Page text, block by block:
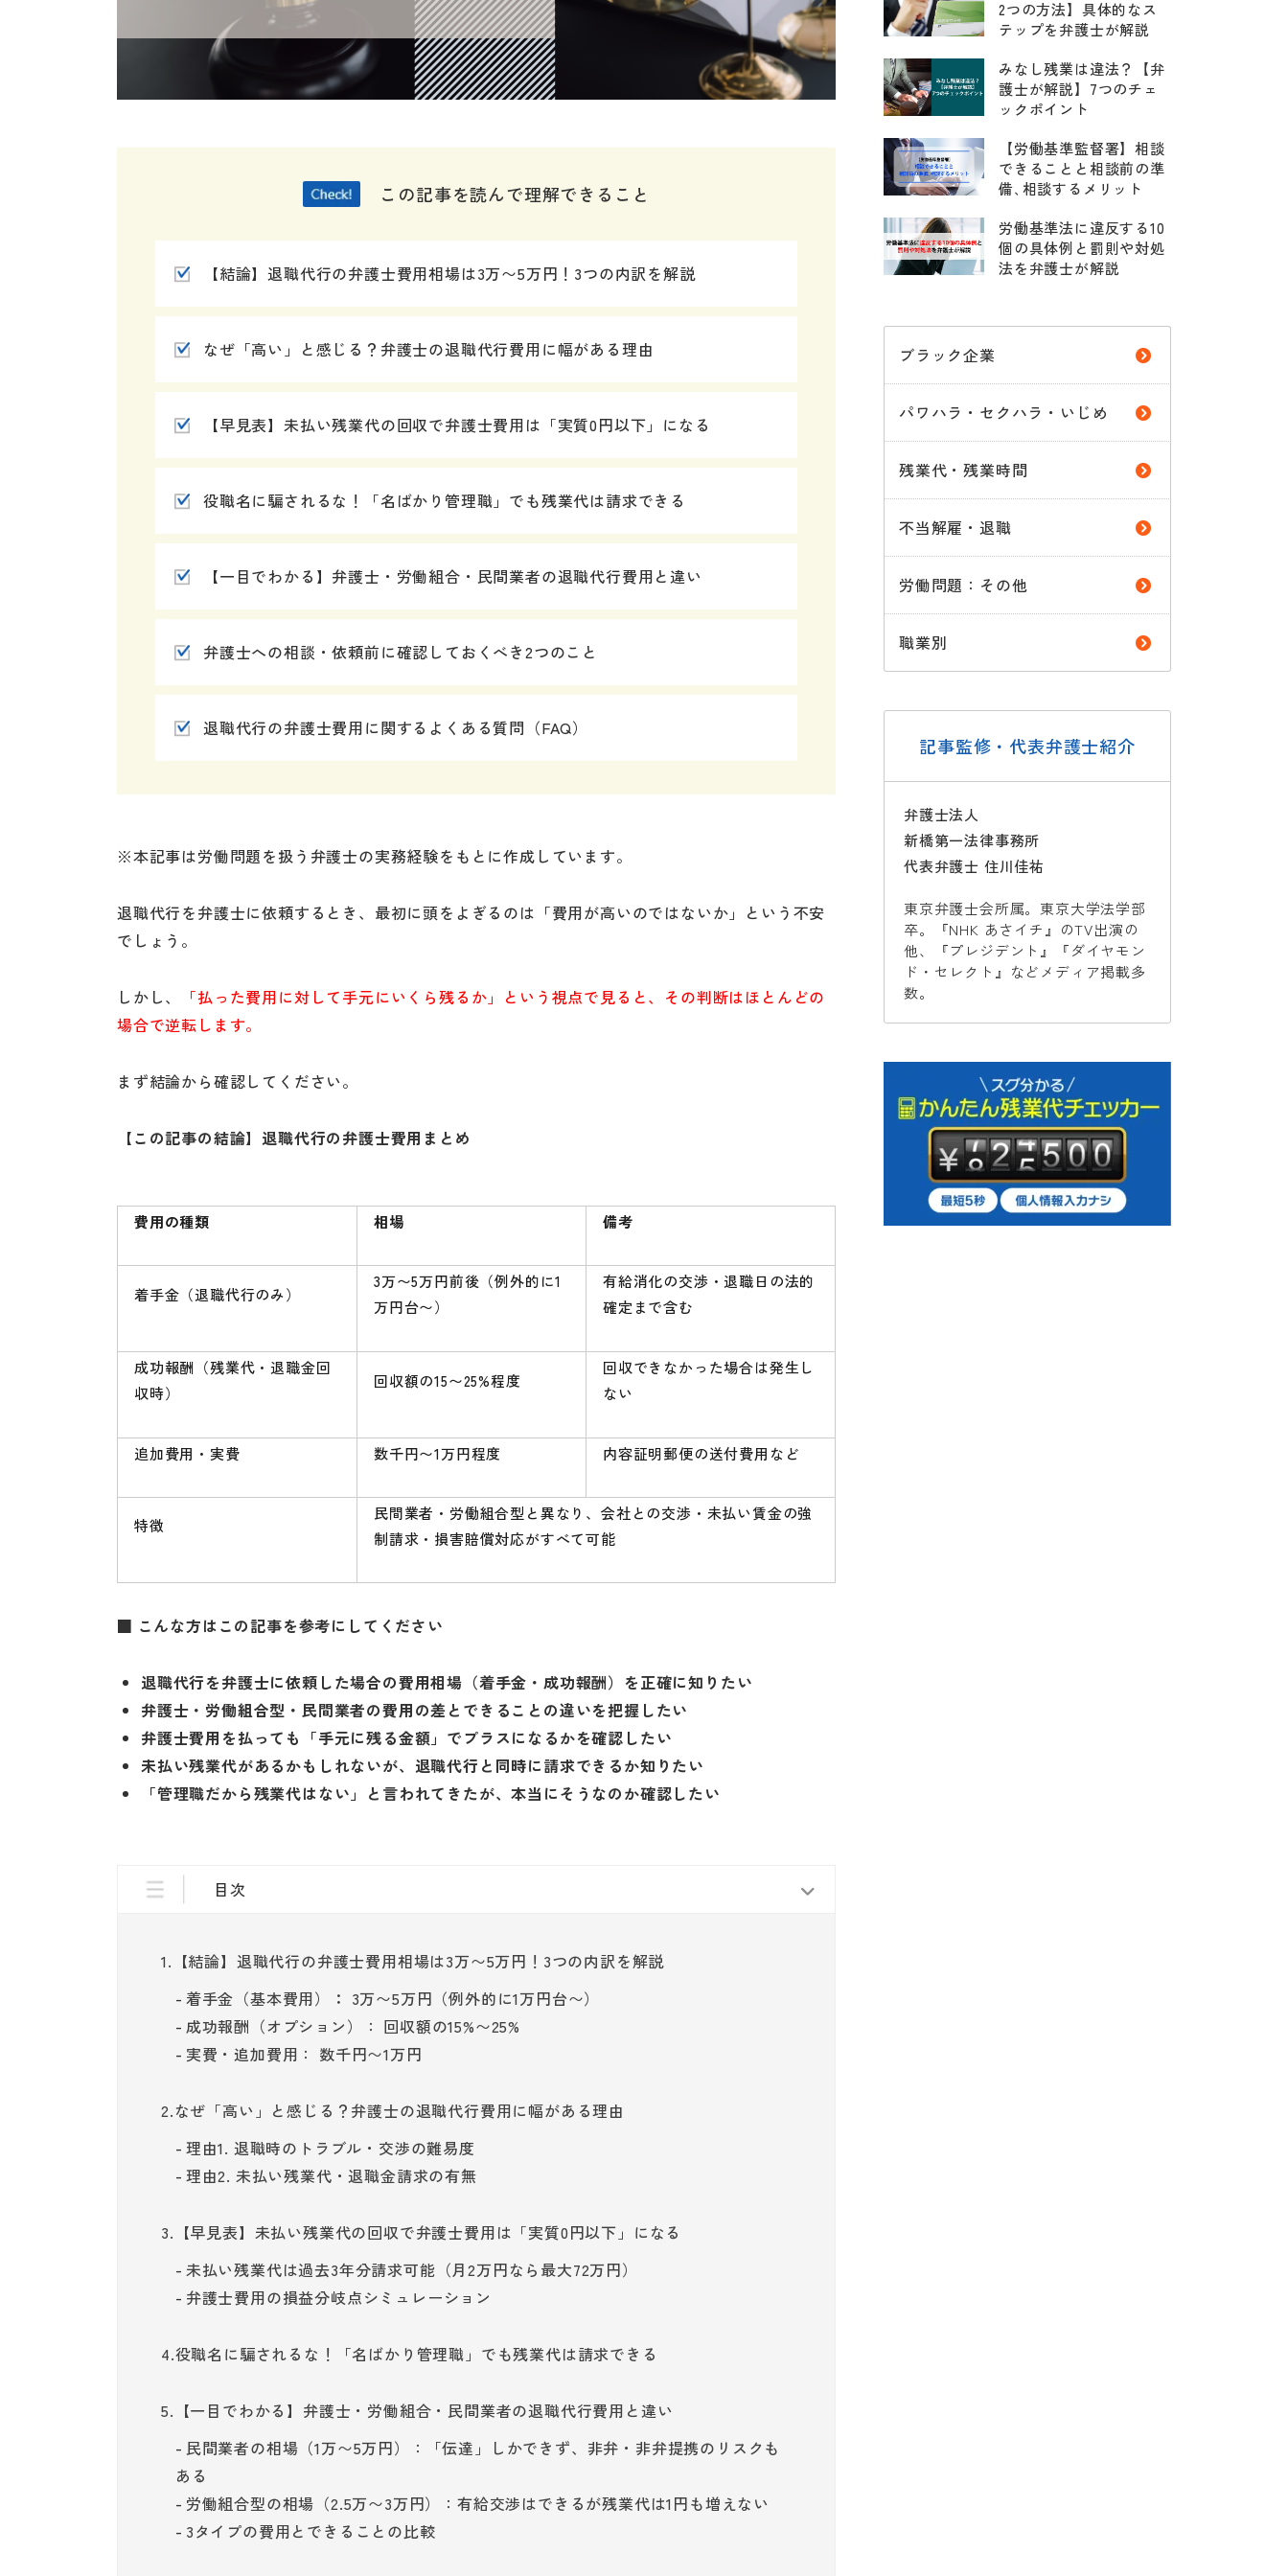
この記事を読んで理解できること
【結論】退職代行の弁護士費用相場は3万〜5万円！3つの内訳を解説
なぜ「高い」と感じる？弁護士の退職代行費用に幅がある理由
【早見表】未払い残業代の回収で弁護士費用は「実質0円以下」になる
役職名に騙されるな！「名ばかり管理職」でも残業代は請求できる
【一目でわかる】弁護士・労働組合・民間業者の退職代行費用と違い
弁護士への相談・依頼前に確認しておくべき2つのこと
退職代行の弁護士費用に関するよくある質問（FAQ）
※本記事は労働問題を扱う弁護士の実務経験をもとに作成しています。
退職代行を弁護士に依頼するとき、最初に頭をよぎるのは「費用が高いのではないか」という不安
でしょう。
しかし、
「払った費用に対して手元にいくら残るか」という視点で見ると、その判断はほとんどの
場合で逆転します。
まず結論から確認してください。
【この記事の結論】退職代行の弁護士費用まとめ
費用の種類 相場 備考
着手金（退職代行のみ）
3万〜5万円前後（例外的に1
万円台〜）
有給消化の交渉・退職日の法的
確定まで含む
成功報酬（残業代・退職金回
収時）
回収額の15〜25%程度
回収できなかった場合は発生し
ない
追加費用・実費 数千円〜1万円程度 内容証明郵便の送付費用など
特徴
民間業者・労働組合型と異なり、会社との交渉・未払い賃金の強
制請求・損害賠償対応がすべて可能
■ こんな方はこの記事を参考にしてください
退職代行を弁護士に依頼した場合の費用相場（着手金・成功報酬）を正確に知りたい
弁護士・労働組合型・民間業者の費用の差とできることの違いを把握したい
弁護士費用を払っても「手元に残る金額」でプラスになるかを確認したい
未払い残業代があるかもしれないが、退職代行と同時に請求できるか知りたい
「管理職だから残業代はない」と言われてきたが、本当にそうなのか確認したい
目次
1.【結論】退職代行の弁護士費用相場は3万〜5万円！3つの内訳を解説
着手金（基本費用）
： 3万〜5万円（例外的に1万円台〜）
成功報酬（オプション）： 回収額の15%〜25%
実費・追加費用： 数千円〜1万円
2.なぜ「高い」と感じる？弁護士の退職代行費用に幅がある理由
理由1. 退職時のトラブル・交渉の難易度
理由2. 未払い残業代・退職金請求の有無
3.【早見表】未払い残業代の回収で弁護士費用は「実質0円以下」になる
未払い残業代は過去3年分請求可能（月2万円なら最大72万円）
弁護士費用の損益分岐点シミュレーション
4.役職名に騙されるな！「名ばかり管理職」でも残業代は請求できる
5.【一目でわかる】弁護士・労働組合・民間業者の退職代行費用と違い
民間業者の相場（1万〜5万円）：「伝達」しかできず、非弁・非弁提携のリスクも
ある
労働組合型の相場（2.5万〜3万円）：有給交渉はできるが残業代は1円も増えない
3タイプの費用とできることの比較
2つの方法】具体的なス
テップを弁護士が解説
みなし残業は違法？【弁
護士が解説】7つのチェ
ックポイント
【労働基準監督署】相談
できることと相談前の準
備､相談するメリット
労働基準法に違反する10
個の具体例と罰則や対処
法を弁護士が解説
ブラック企業
パワハラ・セクハラ・いじめ
残業代・残業時間
不当解雇・退職
労働問題：その他
職業別
記事監修・代表弁護士紹介
弁護士法人
新橋第一法律事務所
代表弁護士 住川佳祐
東京弁護士会所属。東京大学法学部
卒。『NHK あさイチ』のTV出演の
他、『プレジデント』『ダイヤモン
ド・セレクト』などメディア掲載多
数。